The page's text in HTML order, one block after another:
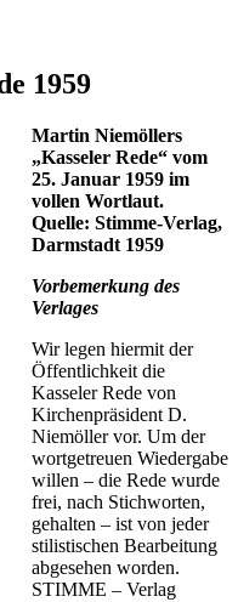
1959
Martin Niemöllers
„Kasseler Rede“ vom
25. Januar 1959 im
vollen Wortlaut.
Quelle: Stimme-Verlag,
Darmstadt 1959
Vorbemerkung des
Verlages
Wir legen hiermit der
Öffentlichkeit die
Kasseler Rede von
Kirchenpräsident D.
Niemöller vor. Um der
wortgetreuen Wiedergabe
willen – die Rede wurde
frei, nach Stichworten,
gehalten – ist von jeder
stilistischen Bearbeitung
abgesehen worden.
STIMME – Verlag